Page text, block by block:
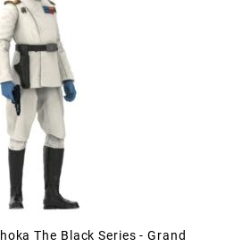
The Black Series - Grand